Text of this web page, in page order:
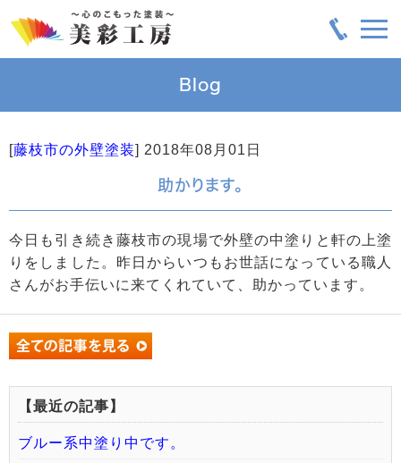
Blog
[藤枝市の外壁塗装] 2018年08月01日
助かります。
今日も引き続き藤枝市の現場で外壁の中塗りと軒の上塗
りをしました。昨日からいつもお世話になっている職人
さんがお手伝いに来てくれていて、助かっています。
【最近の記事】
ブルー系中塗り中です。